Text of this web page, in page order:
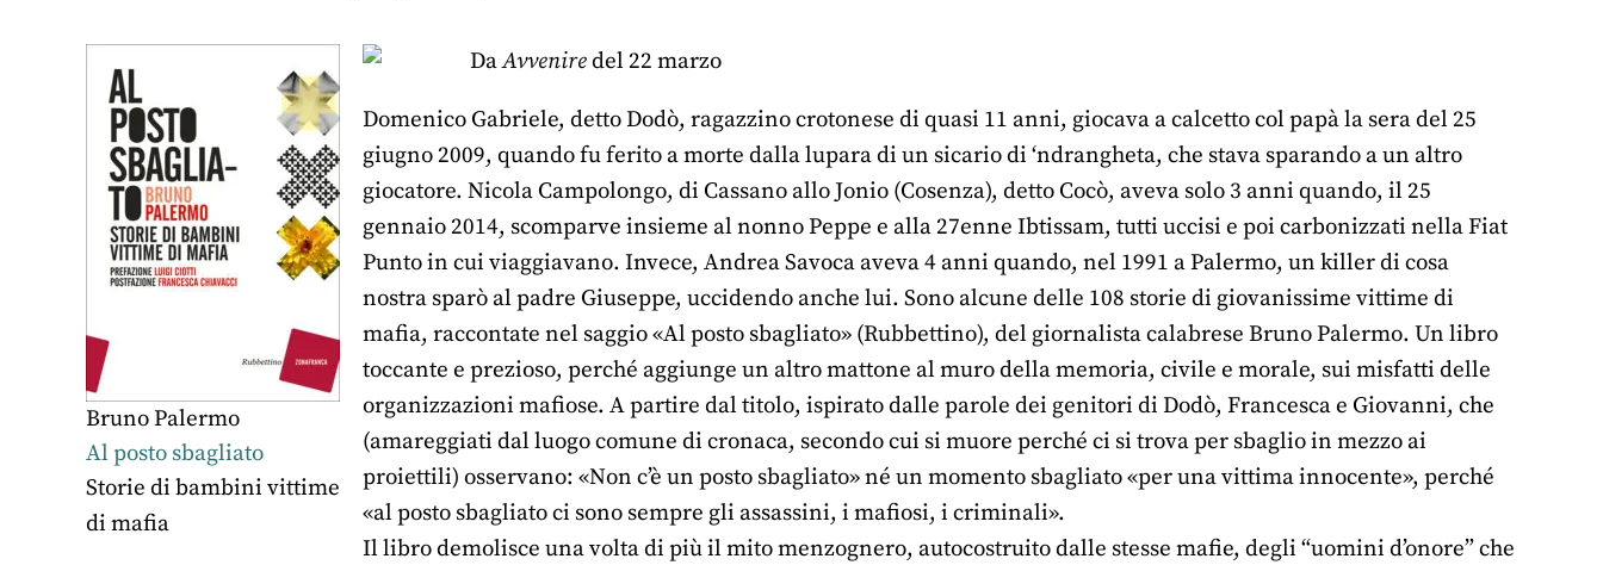
Bruno Palermo
Al posto sbagliato
Storie di bambini vittime
di mafia
DaAvveniredel 22 marzo
Domenico Gabriele, detto Dodò, ragazzino crotonese di quasi 11 anni, giocava a calcetto col papà la sera del 25
giugno 2009, quando fu ferito a morte dalla lupara di un sicario di ‘ndrangheta, che stava sparando a un altro
giocatore. Nicola Campolongo, di Cassano allo Jonio (Cosenza), detto Cocò, aveva solo 3 anni quando, il 25
gennaio 2014, scomparve insieme al nonno Peppe e alla 27enne Ibtissam, tutti uccisi e poi carbonizzati nella Fiat
Punto in cui viaggiavano. Invece, Andrea Savoca aveva 4 anni quando, nel 1991 a Palermo, un killer di cosa
nostra sparò al padre Giuseppe, uccidendo anche lui. Sono alcune delle 108 storie di giovanissime vittime di
mafia, raccontate nel saggio «Al posto sbagliato» (Rubbettino), del giornalista calabrese Bruno Palermo. Un libro
toccante e prezioso, perché aggiunge un altro mattone al muro della memoria, civile e morale, sui misfatti delle
organizzazioni mafiose. A partire dal titolo, ispirato dalle parole dei genitori di Dodò, Francesca e Giovanni, che
(amareggiati dal luogo comune di cronaca, secondo cui si muore perché ci si trova per sbaglio in mezzo ai
proiettili) osservano: «Non c’è un posto sbagliato» né un momento sbagliato «per una vittima innocente», perché
«al posto sbagliato ci sono sempre gli assassini, i mafiosi, i criminali».
Il libro demolisce una volta di più il mito menzognero, autocostruito dalle stesse mafie, degli “uomini d’onore” che